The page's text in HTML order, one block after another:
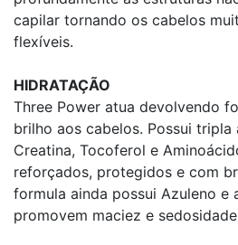
capilar tornando os cabelos
flexíveis.
HIDRATAÇÃO
Three Power atua devolvendo
brilho aos cabelos. Possui
Creatina, Tocoferol e
reforçados, protegidos e com
formula ainda possui Azuleno e
promovem maciez e